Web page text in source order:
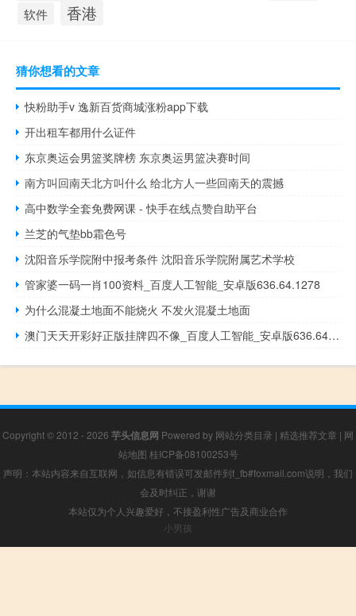
软件 香港
猜你想看的文章
快粉助手v 逸新百货商城涨粉app下载
开出租车都用什么证件
东京奥运会男篮奖牌榜 东京奥运男篮决赛时间
南方叫回南天北方叫什么 给北方人一些回南天的震撼
高中数学全套免费网课 - 快手在线点赞自助平台
兰芝的气垫bb霜色号
沈阳音乐学院附中报考条件 沈阳音乐学院附属艺术学校
管家婆一码一肖100资料_百度人工智能_安卓版636.64.1278
为什么混凝土地面不能烧火 不发火混凝土地面
澳门天天开彩好正版挂牌四不像_百度人工智能_安卓版636.64.643
Copyright © 2012 - 2026 芋头信息网 Powered by 网站分类目录 | 精选推荐文章 | 网
站地图 桂ICP备08100253号
声明：本站内容来自互联网，如信息有错误可发邮件到f_fb#foxmail.com说明，我们
会及时纠正，谢谢
本站仅为个人兴趣爱好，不接盈利性广告及商业合作
小男孩